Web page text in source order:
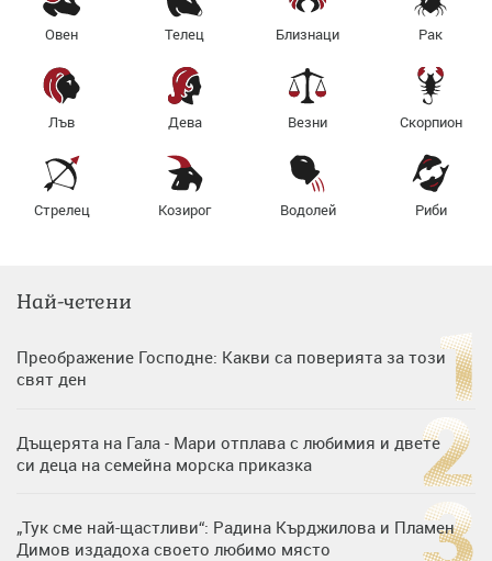
Овен Телец Близнаци Рак
Лъв Дева Везни Скорпион
Стрелец Козирог Водолей Риби
Най-четени
Преображение Господне: Какви са поверията за този
свят ден
Дъщерята на Гала - Мари отплава с любимия и двете
си деца на семейна морска приказка
„Тук сме най-щастливи“: Радина Кърджилова и Пламен
Димов издадоха своето любимо място